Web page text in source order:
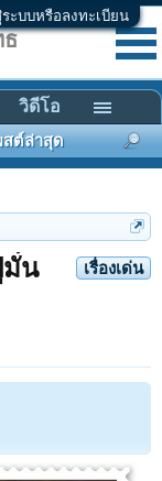
ระบบหรือลงทะเบียน
เรื่องเด่น
มั่น
สต์ล่าสุด
วิดีโอ